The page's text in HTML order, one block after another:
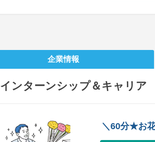
企業情報
インターンシップ＆キャリア
＼60分★お